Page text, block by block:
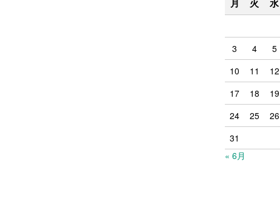
月 火 水
3
4 5
10
11 12
17
18 19
24
25 26
31
« 6月